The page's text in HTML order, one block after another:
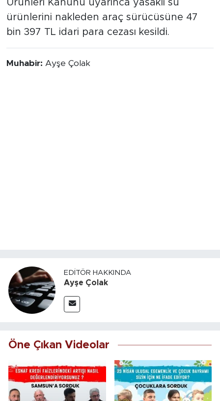
Ürünleri Kanunu uyarınca yasaklı su
ürünlerini nakleden araç sürücüsüne 47
bin 397 TL idari para cezası kesildi.
Muhabir: Ayşe Çolak
EDITÖR HAKKINDA
Ayşe Çolak
Öne Çıkan Videolar